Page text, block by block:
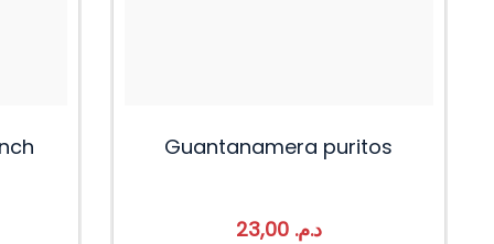
Guantanamera puritos
د.م. 23,00